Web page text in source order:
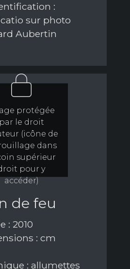
:
sur photo
Aubertin
protégée
par le droit
(icône de
dans
supérieur
pour y
accéder)
de feu
: 2010
: cm
: allumettes